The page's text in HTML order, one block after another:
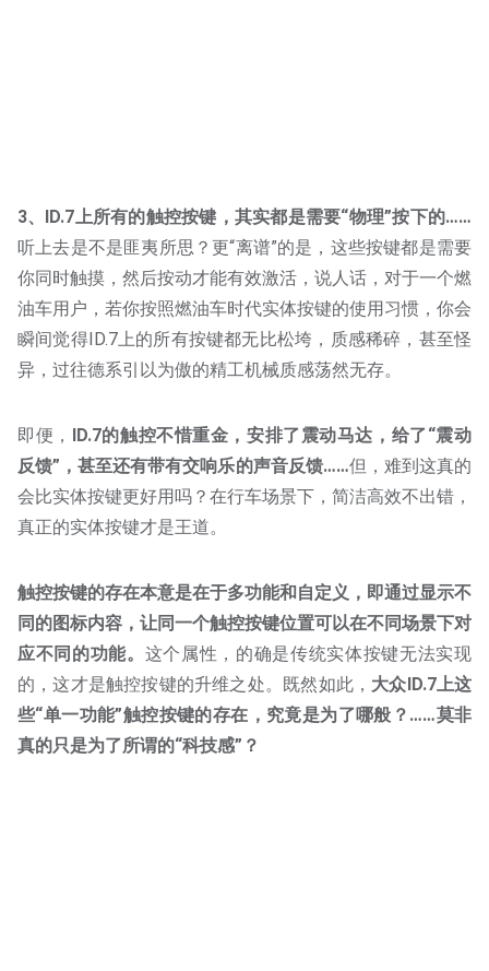
听上去是不是匪夷所思？更“离谱”的是，这些按键都是需要
你同时触摸，然后按动才能有效激活，说人话，对于一个燃
油车用户，若你按照燃油车时代实体按键的使用习惯，你会
瞬间觉得ID.7上的所有按键都无比松垮，质感稀碎，甚至怪
异，过往德系引以为傲的精工机械质感荡然无存。
反馈”，甚至还有带有交响乐的声音反馈……但，难到这真的
会比实体按键更好用吗？在行车场景下，简洁高效不出错，
真正的实体按键才是王道。
同的图标内容，让同一个触控按键位置可以在不同场景下对
应不同的功能。这个属性，的确是传统实体按键无法实现
的，这才是触控按键的升维之处。既然如此，大众ID.7上这
些“单一功能”触控按键的存在，究竟是为了哪般？……莫非
真的只是为了所谓的“科技感”？